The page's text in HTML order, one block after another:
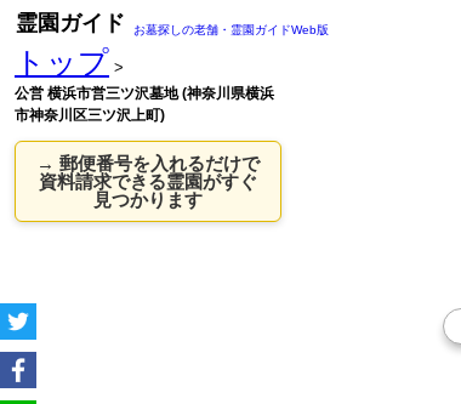
霊園ガイド お墓探しの老舗・霊園ガイドWeb版
トップ >
公営 横浜市営三ツ沢墓地 (神奈川県横浜
市神奈川区三ツ沢上町)
→ 郵便番号を入れるだけで
資料請求できる霊園がすぐ
見つかります